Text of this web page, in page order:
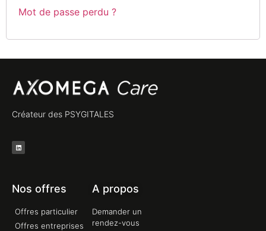
Mot de passe perdu ?
Créateur des PSYGITALES
Nos offres
Offres particulier
Offres entreprises
A propos
Demander un
rendez-vous